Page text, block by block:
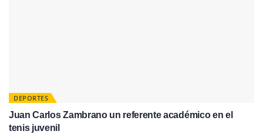
DEPORTES
Juan Carlos Zambrano un referente académico en el
tenis juvenil